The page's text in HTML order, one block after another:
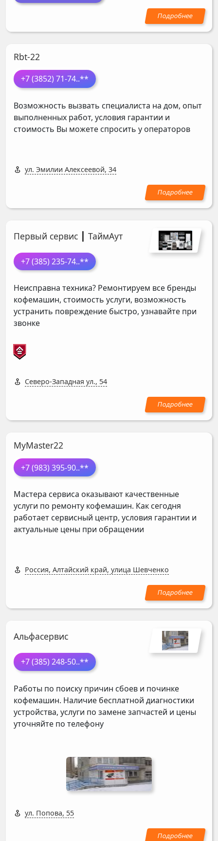
Rbt-22
+7 (3852) 71-74..**
Возможность вызвать специалиста на дом, опыт
выполненных работ, условия гарантии и
стоимость Вы можете спросить у операторов
ул. Эмилии Алексеевой, 34
Первый сервис ┃ ТаймАут
+7 (385) 235-74..**
Неисправна техника? Ремонтируем все бренды
кофемашин, стоимость услуги, возможность
устранить повреждение быстро, узнавайте при
звонке
Северо-Западная ул., 54
MyMaster22
+7 (983) 395-90..**
Мастера сервиса оказывают качественные
услуги по ремонту кофемашин. Как сегодня
работает сервисный центр, условия гарантии и
актуальные цены при обращении
Россия, Алтайский край, улица Шевченко
Альфасервис
+7 (385) 248-50..**
Работы по поиску причин сбоев и починке
кофемашин. Наличие бесплатной диагностики
устройства, услуги по замене запчастей и цены
уточняйте по телефону
ул. Попова, 55